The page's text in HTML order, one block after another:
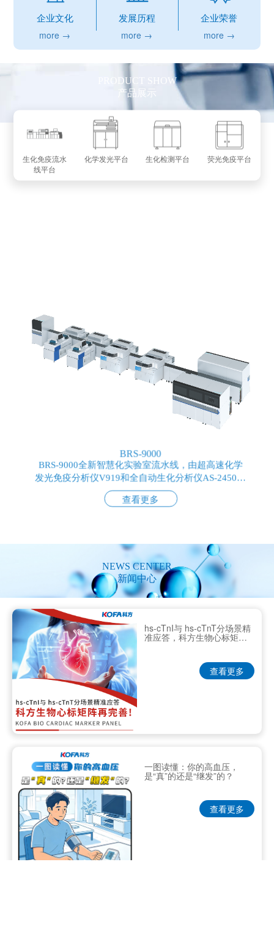
企业文化
more →
发展历程
more →
企业荣誉
more →
PRODUCT SHOW
产品展示
生化免疫流水
线平台
化学发光平台 生化检测平台 荧光免疫平台
BRS-9000
BRS-9000全新智慧化实验室流水线，由超高速化学
发光免疫分析仪V919和全自动生化分析仪AS-2450搭
配全自动样本处理系统组成，以功能模块化、升级扩
展便利化为特点，增加测试数量和简化流程，提高效
平。
查看更多
NEWS CENTER
新闻中心
hs-cTnI与 hs-cTnT分场景精
准应答，科方生物心标矩阵
查看更多
一图读懂：你的高血压，
是“真”的还是“继发”的？
查看更多